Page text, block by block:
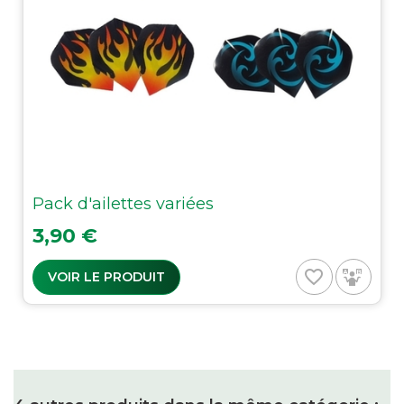
Pack d'ailettes variées
Prix
3,90 €
VOIR LE PRODUIT favorite_border